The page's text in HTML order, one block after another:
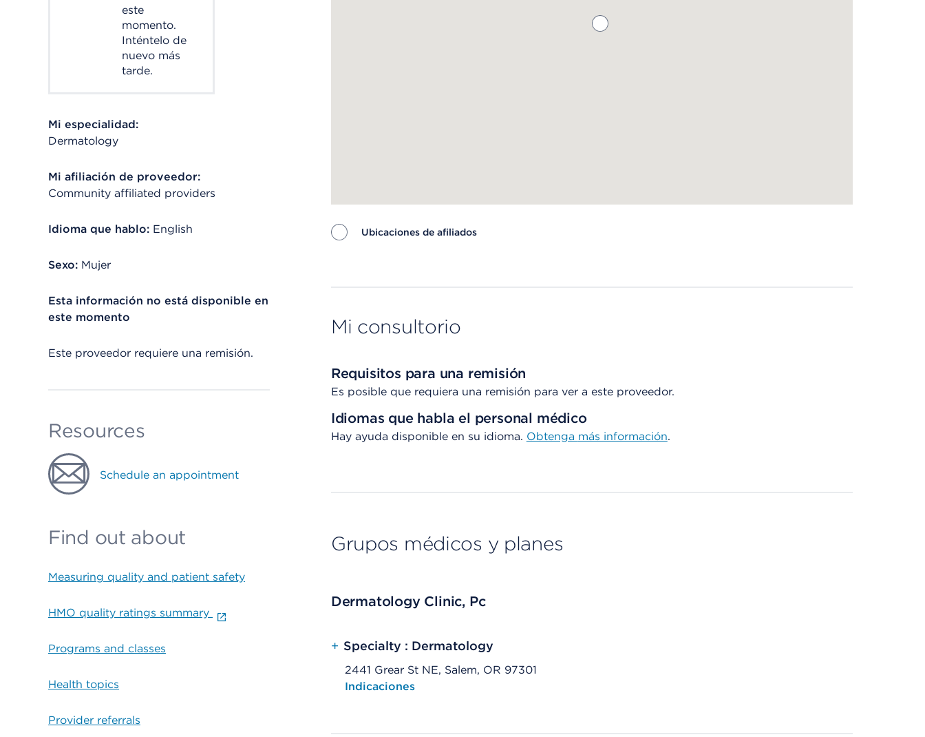
este
momento.
Inténtelo de
nuevo más
tarde.
Mi especialidad:
Dermatology
Mi afiliación de proveedor:
Community affiliated providers
Idioma que hablo: English
Sexo: Mujer
Esta información no está disponible en
este momento
Este proveedor requiere una remisión.
Resources
Schedule an appointment
Find out about
Measuring quality and patient safety
HMO quality ratings summary
Programs and classes
Health topics
Provider referrals
Ubicaciones de afiliados
Mi consultorio
Requisitos para una remisión
Es posible que requiera una remisión para ver a este proveedor.
Idiomas que habla el personal médico
Hay ayuda disponible en su idioma. Obtenga más información.
Grupos médicos y planes
Dermatology Clinic, Pc
+ Specialty : Dermatology
2441 Grear St NE, Salem, OR 97301
Opens native map application on mobile devices
Indicaciones